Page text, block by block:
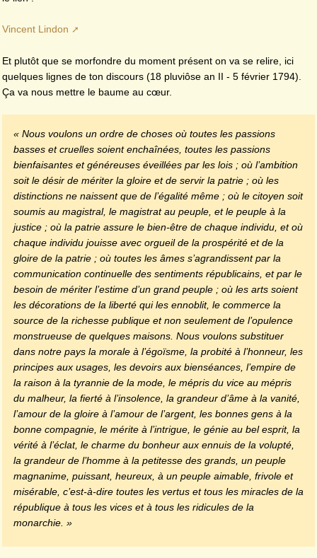
Vincent Lindon
Et plutôt que se morfondre du moment présent on va se relire, ici
quelques lignes de ton discours (18 pluviôse an II - 5 février 1794).
Ça va nous mettre le baume au cœur.
« Nous voulons un ordre de choses où toutes les passions
basses et cruelles soient enchaînées, toutes les passions
bienfaisantes et généreuses éveillées par les lois ; où l’ambition
soit le désir de mériter la gloire et de servir la patrie ; où les
distinctions ne naissent que de l’égalité même ; où le citoyen soit
soumis au magistral, le magistrat au peuple, et le peuple à la
justice ; où la patrie assure le bien-être de chaque individu, et où
chaque individu jouisse avec orgueil de la prospérité et de la
gloire de la patrie ; où toutes les âmes s’agrandissent par la
communication continuelle des sentiments républicains, et par le
besoin de mériter l’estime d’un grand peuple ; où les arts soient
les décorations de la liberté qui les ennoblit, le commerce la
source de la richesse publique et non seulement de l’opulence
monstrueuse de quelques maisons. Nous voulons substituer
dans notre pays la morale à l’égoïsme, la probité à l’honneur, les
principes aux usages, les devoirs aux bienséances, l’empire de
la raison à la tyrannie de la mode, le mépris du vice au mépris
du malheur, la fierté à l’insolence, la grandeur d’âme à la vanité,
l’amour de la gloire à l’amour de l’argent, les bonnes gens à la
bonne compagnie, le mérite à l’intrigue, le génie au bel esprit, la
vérité à l’éclat, le charme du bonheur aux ennuis de la volupté,
la grandeur de l’homme à la petitesse des grands, un peuple
magnanime, puissant, heureux, à un peuple aimable, frivole et
misérable, c’est-à-dire toutes les vertus et tous les miracles de la
république à tous les vices et à tous les ridicules de la
monarchie. »